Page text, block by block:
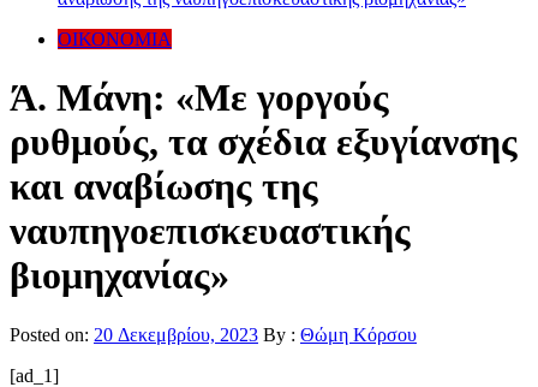
ΟΙΚΟΝΟΜΙΑ
Ά. Μάνη: «Με γοργούς
ρυθμούς, τα σχέδια εξυγίανσης
και αναβίωσης της
ναυπηγοεπισκευαστικής
βιομηχανίας»
Posted on: 20 Δεκεμβρίου, 2023 By : Θώμη Κόρσου
[ad_1]